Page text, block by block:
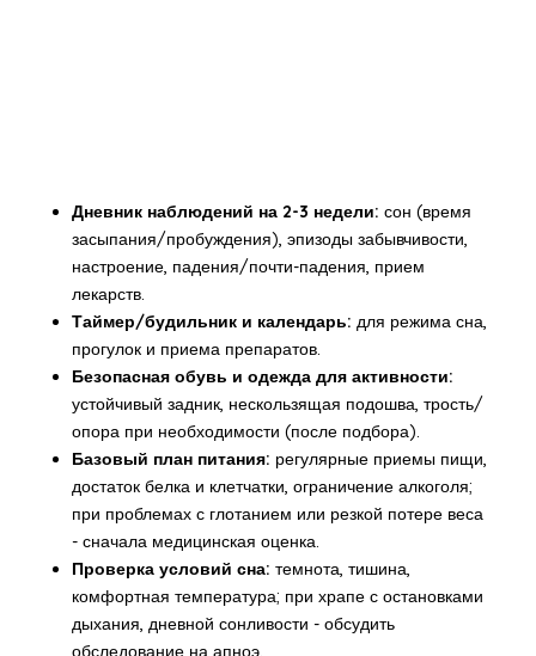
Дневник наблюдений на 2-3 недели: сон (время
засыпания/пробуждения), эпизоды забывчивости,
настроение, падения/почти-падения, прием
лекарств.
Таймер/будильник и календарь: для режима сна,
прогулок и приема препаратов.
Безопасная обувь и одежда для активности:
устойчивый задник, нескользящая подошва, трость/
опора при необходимости (после подбора).
Базовый план питания: регулярные приемы пищи,
достаток белка и клетчатки, ограничение алкоголя;
при проблемах с глотанием или резкой потере веса
- сначала медицинская оценка.
Проверка условий сна: темнота, тишина,
комфортная температура; при храпе с остановками
дыхания, дневной сонливости - обсудить
обследование на апноэ.